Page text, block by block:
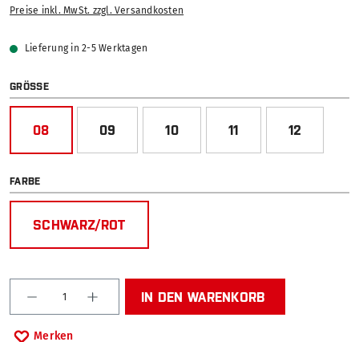
Preise inkl. MwSt. zzgl. Versandkosten
Lieferung in 2-5 Werktagen
GRÖSSE AUSWÄHLEN
08 09 10 11 12
FARBEAUSWÄHLEN
SCHWARZ/ROT
Produkt Anzahl: Gib den gewünschten Wert ein
IN DEN WARENKORB
Merken